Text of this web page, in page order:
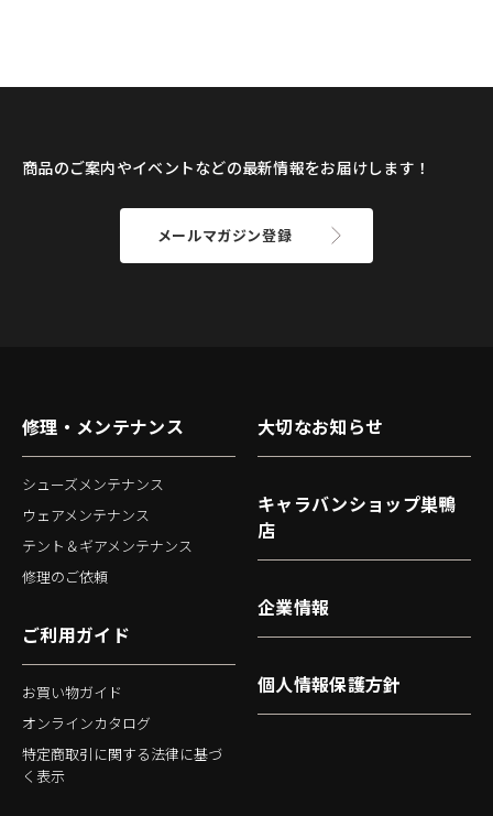
商品のご案内やイベントなどの最新情報をお届けします！
メールマガジン登録
修理・メンテナンス
シューズメンテナンス
ウェアメンテナンス
テント＆ギアメンテナンス
修理のご依頼
ご利用ガイド
お買い物ガイド
オンラインカタログ
特定商取引に関する法律に基づ
く表示
大切なお知らせ
キャラバンショップ巣鴨
店
企業情報
個人情報保護方針